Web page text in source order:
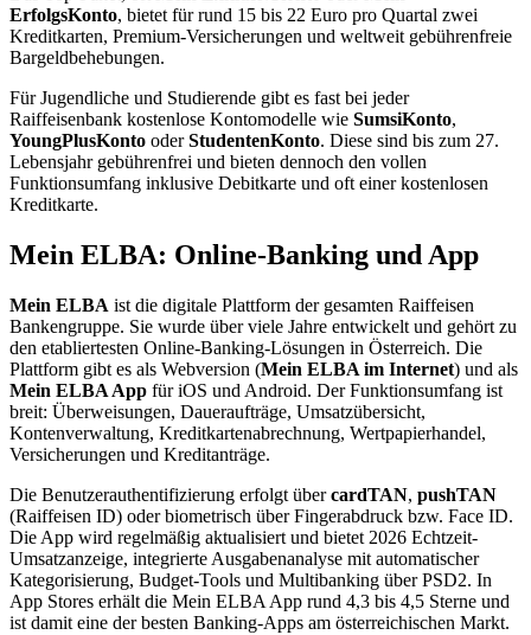
ErfolgsKonto, bietet für rund 15 bis 22 Euro pro Quartal zwei
Kreditkarten, Premium-Versicherungen und weltweit gebührenfreie
Bargeldbehebungen.
Für Jugendliche und Studierende gibt es fast bei jeder
Raiffeisenbank kostenlose Kontomodelle wie SumsiKonto,
YoungPlusKonto oderStudentenKonto. Diese sind bis zum 27.
Lebensjahr gebührenfrei und bieten dennoch den vollen
Funktionsumfang inklusive Debitkarte und oft einer kostenlosen
Kreditkarte.
Mein ELBA: Online-Banking und App
Mein ELBA ist die digitale Plattform der gesamten Raiffeisen
Bankengruppe. Sie wurde über viele Jahre entwickelt und gehört zu
den etabliertesten Online-Banking-Lösungen in Österreich. Die
Plattform gibt es als Webversion (Mein ELBA im Internet) und als
Mein ELBA App für iOS und Android. Der Funktionsumfang ist
breit: Überweisungen, Daueraufträge, Umsatzübersicht,
Kontenverwaltung, Kreditkartenabrechnung, Wertpapierhandel,
Versicherungen und Kreditanträge.
Die Benutzerauthentifizierung erfolgt übercardTAN, pushTAN
(Raiffeisen ID) oder biometrisch über Fingerabdruck bzw. Face ID.
Die App wird regelmäßig aktualisiert und bietet 2026 Echtzeit-
Umsatzanzeige, integrierte Ausgabenanalyse mit automatischer
Kategorisierung, Budget-Tools und Multibanking über PSD2. In
App Stores erhält die Mein ELBA App rund 4,3 bis 4,5 Sterne und
ist damit eine der besten Banking-Apps am österreichischen Markt.